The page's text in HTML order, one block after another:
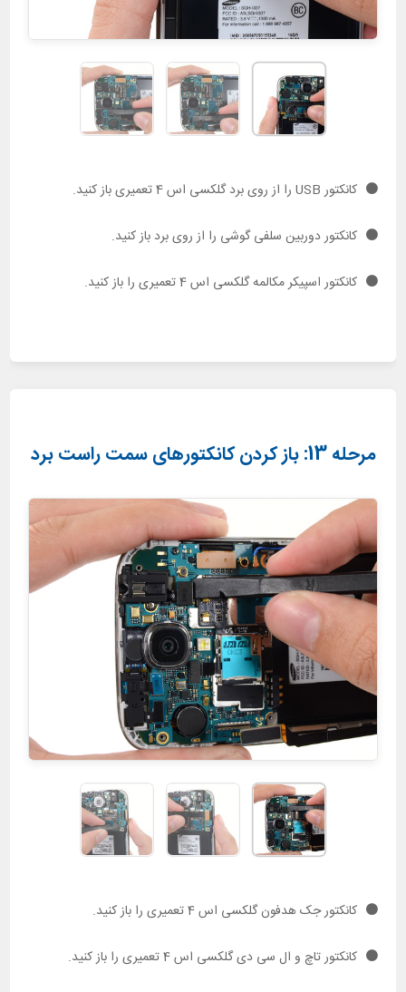
کانکتور USB را از روی برد گلکسی اس 4 تعمیری باز کنید.
کانکتور دوربین سلفی گوشی را از روی برد باز کنید.
کانکتور اسپیکر مکالمه گلکسی اس 4 تعمیری را باز کنید.
مرحله 13: باز کردن کانکتورهای سمت راست برد
کانکتور جک هدفون گلکسی اس 4 تعمیری را باز کنید.
کانکتور تاچ و ال سی دی گلکسی اس 4 تعمیری را باز کنید.